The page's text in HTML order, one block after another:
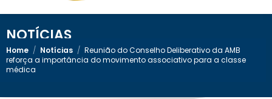
NOTÍCIAS
Home / Notícias / Reunião do Conselho Deliberativo da AMB
reforça a importância do movimento associativo para a classe
médica